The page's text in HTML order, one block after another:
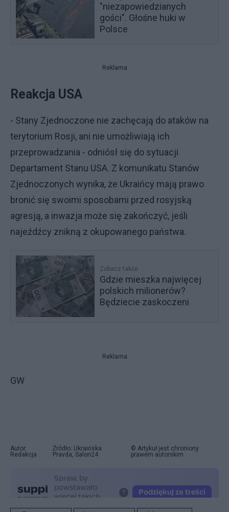
"niezapowiedzianych
gości". Głośne huki w
Polsce
Reklama
Reakcja USA
- Stany Zjednoczone nie zachęcają do ataków na
terytorium Rosji, ani nie umożliwiają ich
przeprowadzania - odniósł się do sytuacji
Departament Stanu USA. Z komunikatu Stanów
Zjednoczonych wynika, że Ukraińcy mają prawo
bronić się swoimi sposobami przed rosyjską
agresją, a inwazja może się zakończyć, jeśli
najeźdźcy znikną z okupowanego państwa.
Zobacz także
Gdzie mieszka najwięcej
polskich milionerów?
Będziecie zaskoczeni
Reklama
GW
Autor:
Redakcja
Źródło: Ukraińska
Pravda, Salon24
© Artykuł jest chroniony
prawem autorskim.